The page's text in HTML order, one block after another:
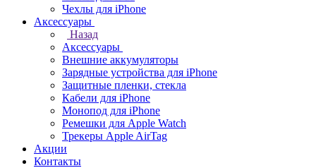
Чехлы для iPhone
Аксессуары
Назад
Аксессуары
Внешние аккумуляторы
Зарядные устройства для iPhone
Защитные пленки, стекла
Кабели для iPhone
Монопод для iPhone
Ремешки для Apple Watch
Трекеры Apple AirTag
Акции
Контакты